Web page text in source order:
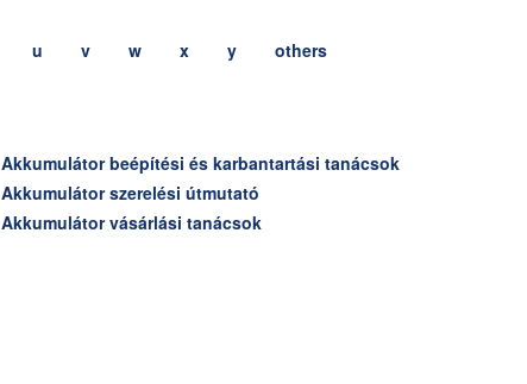
u v w x y others
Akkumulátor beépítési és karbantartási tanácsok
Akkumulátor szerelési útmutató
Akkumulátor vásárlási tanácsok